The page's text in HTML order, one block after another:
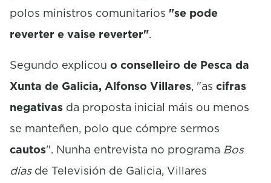
1
e
o
n
d
polos ministros comunitarios "se pode
reverter e vaise reverter".
Segundo explicou o conselleiro de Pesca da
Xunta de Galicia, Alfonso Villares, "as cifras
negativas da proposta inicial máis ou menos
se manteñen, polo que cómpre sermos
cautos". Nunha entrevista no programa Bos
díasde Televisión de Galicia, Villares